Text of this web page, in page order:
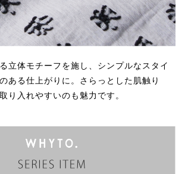
立体モチーフを施し、シンプルなスタイ
ある仕上がりに。さらっとした肌触り
り入れやすいのも魅力です。